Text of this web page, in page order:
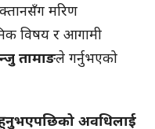
मरिण
विषय र आगामी
तामाङले गर्नुभएको
हुनुभएपछिको अवधिलाई